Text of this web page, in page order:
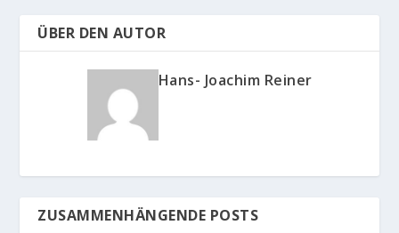
ÜBER DEN AUTOR
Hans- Joachim Reiner
ZUSAMMENHÄNGENDE POSTS